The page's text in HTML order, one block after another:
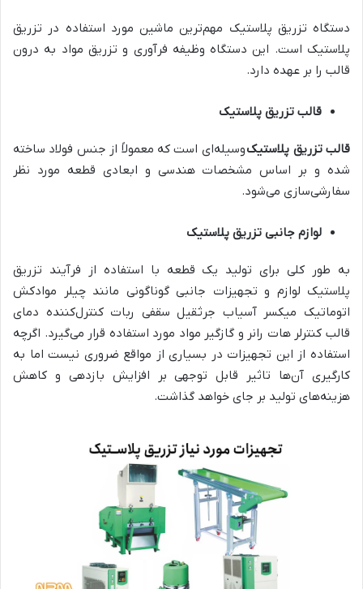
دستگاه تزریق پلاستیک مهم‌ترین ماشین مورد استفاده در تزریق
پلاستیک است. این دستگاه وظیفه فرآوری و تزریق مواد به درون
قالب را بر عهده دارد.
قالب‌ تزریق پلاستیک
قالب تزریق پلاستیکوسیله‌ای است که معمولاً از جنس فولاد ساخته
شده و بر اساس مشخصات هندسی و ابعادی قطعه مورد نظر
سفارشی‌سازی می‌شود.
لوازم جانبی تزریق پلاستیک
به طور کلی برای تولید یک قطعه با استفاده از فرآیند تزریق
پلاستیک لوازم و تجهیزات جانبی گوناگونی مانند چیلر موادکش
اتوماتیک میکسر آسیاب جرثقیل سقفی ربات کنترل‌کننده دمای
قالب کنترلر هات رانر و گازگیر مواد مورد استفاده قرار می‌گیرد. اگرچه
استفاده از این تجهیزات در بسیاری از مواقع ضروری نیست اما به
کارگیری آن‌ها تاثیر قابل توجهی بر افزایش بازدهی و کاهش
هزینه‌های تولید بر جای خواهد گذاشت.